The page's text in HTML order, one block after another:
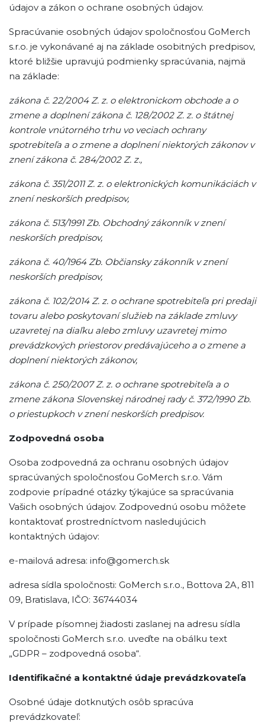
údajov a zákon o ochrane osobných údajov.
Spracúvanie osobných údajov spoločnosťou GoMerch
s.r.o. je vykonávané aj na základe osobitných predpisov,
ktoré bližšie upravujú podmienky spracúvania, najmä
na základe:
zákona č. 22/2004 Z. z. o elektronickom obchode a o
zmene a doplnení zákona č. 128/2002 Z. z. o štátnej
kontrole vnútorného trhu vo veciach ochrany
spotrebiteľa a o zmene a doplnení niektorých zákonov v
znení zákona č. 284/2002 Z. z.,
zákona č. 351/2011 Z. z. o elektronických komunikáciách v
znení neskorších predpisov,
zákona č. 513/1991 Zb. Obchodný zákonník v znení
neskorších predpisov,
zákona č. 40/1964 Zb. Občiansky zákonník v znení
neskorších predpisov,
zákona č. 102/2014 Z. z. o ochrane spotrebiteľa pri predaji
tovaru alebo poskytovaní služieb na základe zmluvy
uzavretej na diaľku alebo zmluvy uzavretej mimo
prevádzkových priestorov predávajúceho a o zmene a
doplnení niektorých zákonov,
zákona č. 250/2007 Z. z. o ochrane spotrebiteľa a o
zmene zákona Slovenskej národnej rady č. 372/1990 Zb.
o priestupkoch v znení neskorších predpisov.
Zodpovedná osoba
Osoba zodpovedná za ochranu osobných údajov
spracúvaných spoločnosťou GoMerch s.r.o. Vám
zodpovie prípadné otázky týkajúce sa spracúvania
Vašich osobných údajov. Zodpovednú osobu môžete
kontaktovať prostredníctvom nasledujúcich
kontaktných údajov:
e-mailová adresa: info@gomerch.sk
adresa sídla spoločnosti: GoMerch s.r.o., Bottova 2A, 811
09, Bratislava, IČO: 36744034
V prípade písomnej žiadosti zaslanej na adresu sídla
spoločnosti GoMerch s.r.o. uveďte na obálku text
„GDPR – zodpovedná osoba“.
Identifikačné a kontaktné údaje prevádzkovateľa
Osobné údaje dotknutých osôb spracúva
prevádzkovateľ: